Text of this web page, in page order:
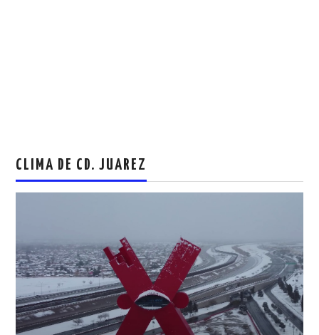
CLIMA DE CD. JUAREZ